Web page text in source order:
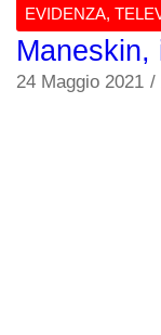
EVIDENZA,
Maneskin,
24 Maggio 2021 /